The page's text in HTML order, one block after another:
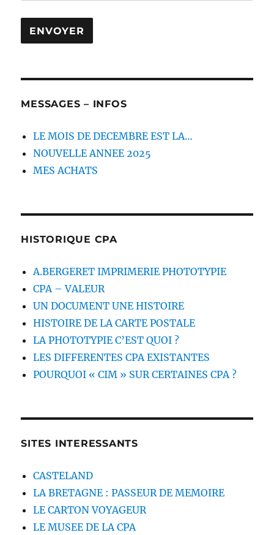
MESSAGES – INFOS
LE MOIS DE DECEMBRE EST LA…
NOUVELLE ANNEE 2025
MES ACHATS
HISTORIQUE CPA
A.BERGERET IMPRIMERIE PHOTOTYPIE
CPA – VALEUR
UN DOCUMENT UNE HISTOIRE
HISTOIRE DE LA CARTE POSTALE
LA PHOTOTYPIE C’EST QUOI ?
LES DIFFERENTES CPA EXISTANTES
POURQUOI « CIM » SUR CERTAINES CPA ?
SITES INTERESSANTS
CASTELAND
LA BRETAGNE : PASSEUR DE MEMOIRE
LE CARTON VOYAGEUR
LE MUSEE DE LA CPA